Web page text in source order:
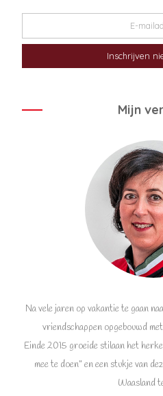
Mijn
Na vele jaren op vakantie te gaan
vriendschappen opgebouwd
Einde 2015 groeide stilaan het
mee te doen” en een stukje van
Waasland